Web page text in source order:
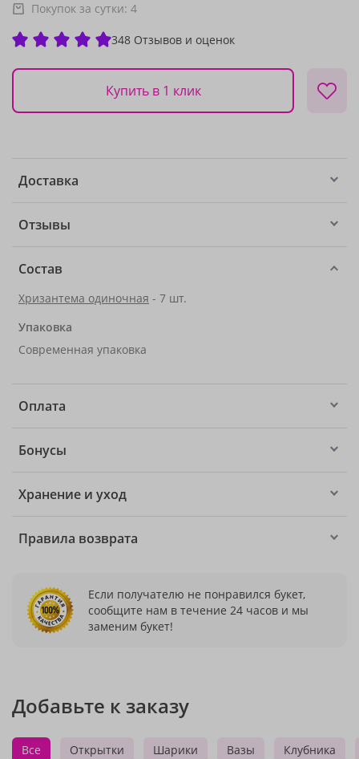
Покупок за сутки: 4
348 Отзывов и оценок
Купить в 1 клик
Доставка
Отзывы
Состав
Хризантема одиночная - 7 шт.
Упаковка
Современная упаковка
Оплата
Бонусы
Хранение и уход
Правила возврата
Если получателю не понравился букет,
сообщите нам в течение 24 часов и мы
заменим букет!
Добавьте к заказу
Все Открытки Шарики Вазы Клубника